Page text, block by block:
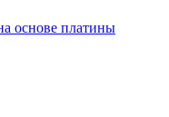
основе платины